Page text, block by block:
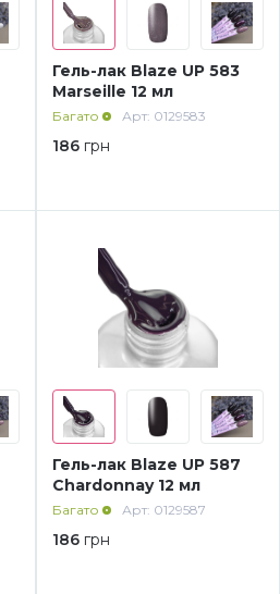
Гель-лак Blaze UP 583
Marseille 12 мл
Багато Арт: 0129583
186 грн
Гель-лак Blaze UP 587
Chardonnay 12 мл
Багато Арт: 0129587
186 грн